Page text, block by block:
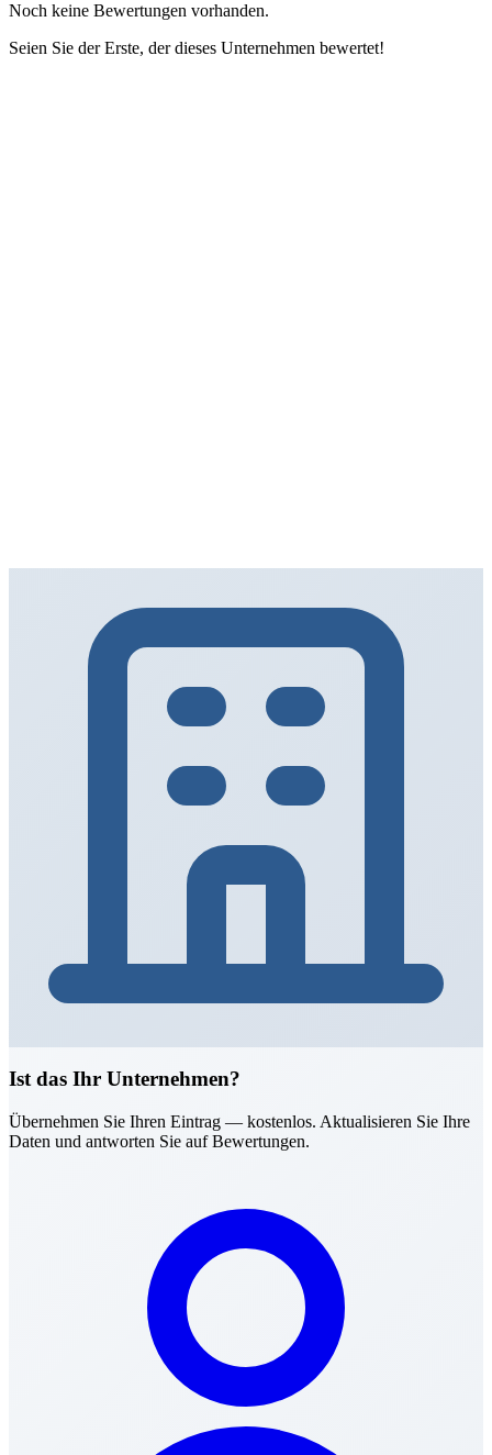
Noch keine Bewertungen vorhanden.
Seien Sie der Erste, der dieses Unternehmen bewertet!
Ist das Ihr Unternehmen?
Übernehmen Sie Ihren Eintrag — kostenlos. Aktualisieren Sie Ihre
Daten und antworten Sie auf Bewertungen.